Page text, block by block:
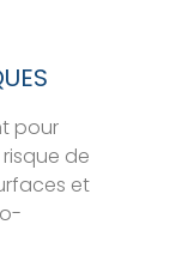
pour
de
et